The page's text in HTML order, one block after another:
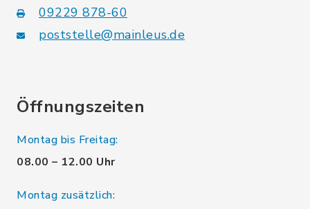
09229 878-60
poststelle@mainleus.de
Öffnungszeiten
Montag bis Freitag:
08.00 – 12.00 Uhr
Montag zusätzlich: